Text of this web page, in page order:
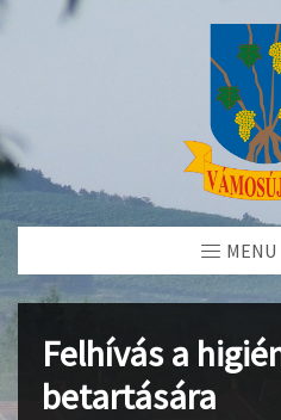
Skip
MENU
Felhívás a
betartására